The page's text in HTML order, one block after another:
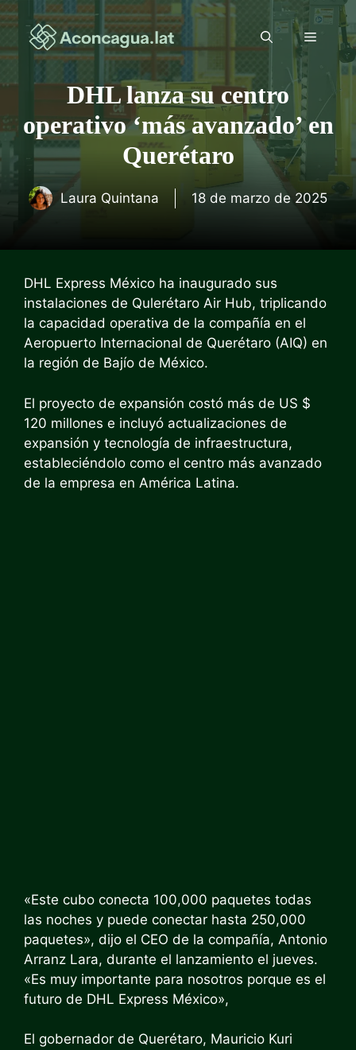
Saltar
contenido
Menú
DHL lanza su centro
operativo ‘más avanzado’ en
Querétaro
Laura Quintana 18 de marzo de 2025
DHL Express México ha inaugurado sus
instalaciones de Qulerétaro Air Hub, triplicando
la capacidad operativa de la compañía en el
Aeropuerto Internacional de Querétaro (AIQ) en
la región de Bajío de México.
El proyecto de expansión costó más de US $
120 millones e incluyó actualizaciones de
expansión y tecnología de infraestructura,
estableciéndolo como el centro más avanzado
de la empresa en América Latina.
«Este cubo conecta 100,000 paquetes todas
las noches y puede conectar hasta 250,000
paquetes», dijo el CEO de la compañía, Antonio
Arranz Lara, durante el lanzamiento el jueves.
«Es muy importante para nosotros porque es el
futuro de DHL Express México»,
El gobernador de Querétaro, Mauricio Kuri